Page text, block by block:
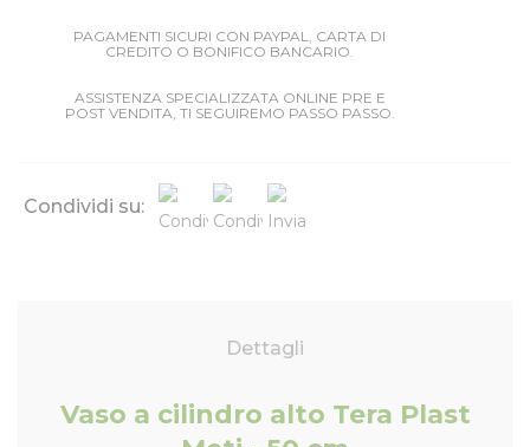
PAGAMENTI SICURI CON PAYPAL, CARTA DI
CREDITO O BONIFICO BANCARIO.
ASSISTENZA SPECIALIZZATA ONLINE PRE E
POST VENDITA, TI SEGUIREMO PASSO PASSO.
Condividi su:
Dettagli
Vaso a cilindro alto Tera Plast